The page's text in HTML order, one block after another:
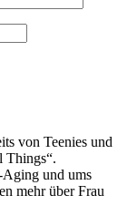
von Teenies und
Things“.
und ums
mehr über Frau